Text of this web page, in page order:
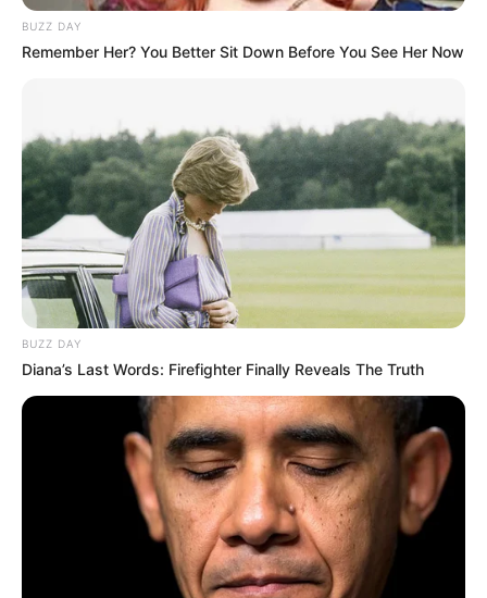
BUZZ DAY
Remember Her? You Better Sit Down Before You See Her Now
BUZZ DAY
Diana’s Last Words: Firefighter Finally Reveals The Truth